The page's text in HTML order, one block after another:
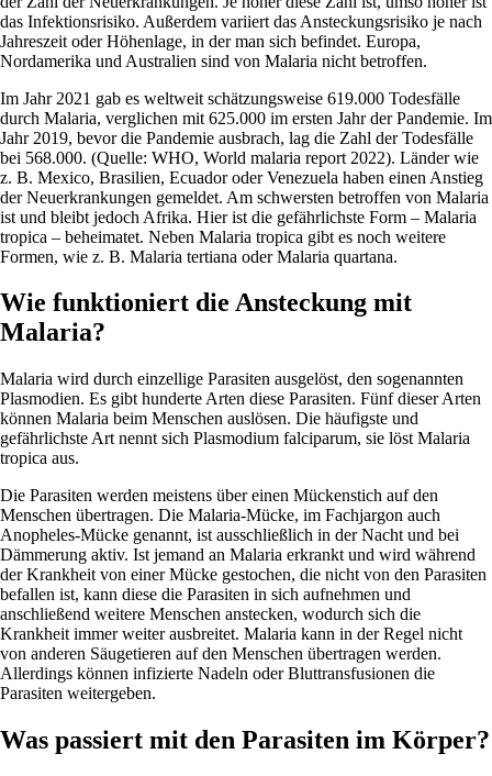
das Infektionsrisiko. Außerdem variiert das Ansteckungsrisiko je nach
Jahreszeit oder Höhenlage, in der man sich befindet. Europa,
Nordamerika und Australien sind von Malaria nicht betroffen.
Im Jahr 2021 gab es weltweit schätzungsweise 619.000 Todesfälle
durch Malaria, verglichen mit 625.000 im ersten Jahr der Pandemie. Im
Jahr 2019, bevor die Pandemie ausbrach, lag die Zahl der Todesfälle
bei 568.000. (Quelle: WHO, World malaria report 2022). Länder wie
z. B. Mexico, Brasilien, Ecuador oder Venezuela haben einen Anstieg
der Neuerkrankungen gemeldet. Am schwersten betroffen von Malaria
ist und bleibt jedoch Afrika. Hier ist die gefährlichste Form – Malaria
tropica – beheimatet. Neben Malaria tropica gibt es noch weitere
Formen, wie z. B. Malaria tertiana oder Malaria quartana.
Wie funktioniert die Ansteckung mit
Malaria?
Malaria wird durch einzellige Parasiten ausgelöst, den sogenannten
Plasmodien. Es gibt hunderte Arten diese Parasiten. Fünf dieser Arten
können Malaria beim Menschen auslösen. Die häufigste und
gefährlichste Art nennt sich Plasmodium falciparum, sie löst Malaria
tropica aus.
Die Parasiten werden meistens über einen Mückenstich auf den
Menschen übertragen. Die Malaria-Mücke, im Fachjargon auch
Anopheles-Mücke genannt, ist ausschließlich in der Nacht und bei
Dämmerung aktiv. Ist jemand an Malaria erkrankt und wird während
der Krankheit von einer Mücke gestochen, die nicht von den Parasiten
befallen ist, kann diese die Parasiten in sich aufnehmen und
anschließend weitere Menschen anstecken, wodurch sich die
Krankheit immer weiter ausbreitet. Malaria kann in der Regel nicht
von anderen Säugetieren auf den Menschen übertragen werden.
Allerdings können infizierte Nadeln oder Bluttransfusionen die
Parasiten weitergeben.
Was passiert mit den Parasiten im Körper?